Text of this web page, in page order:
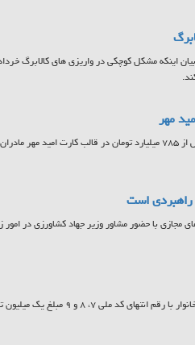
اینکه مشکل کوچکی در واریزی های کالابرگ
به گزارش حراج کن یک مسئول گفت: از ابتدای سال ۱۴۰۵ تاکنون بیش از ۷۸۵ میلیارد تومان در
راهبردی است
مجازی با حضور مشاور وزیر جهاد کشاورزی در امور
به گزارش حراج کن امروز پنجشنبه ۲۵ تیر ۱۴۰۵ کالابرگ